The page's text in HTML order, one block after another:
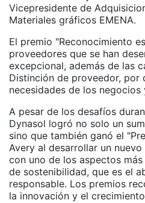
Vicepresidente de
Materiales gráficos EMENA.
El premio "Reconocimiento
proveedores que se han
excepcional, además de las
Distinción de proveedor, por
necesidades de los
A pesar de los desafíos
Dynasol logró no solo un
sino que también ganó el
Avery al desarrollar un
con uno de los aspectos
de sostenibilidad, que es el
responsable. Los premios
la innovación y el